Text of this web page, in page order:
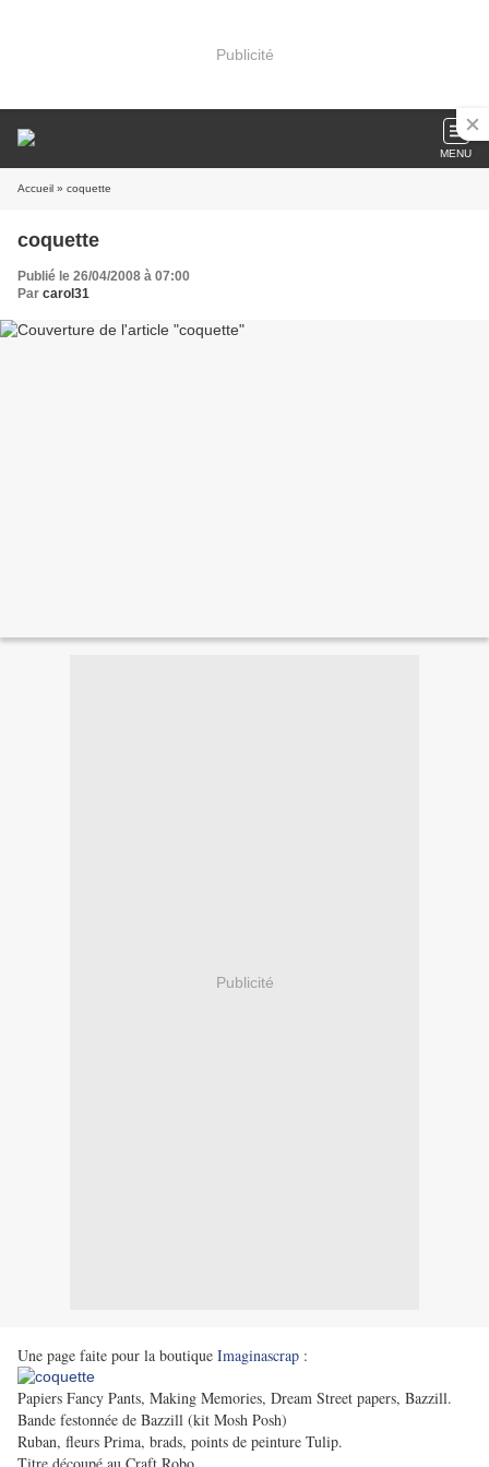
Publicité
MENU
Accueil » coquette
coquette
Publié le 26/04/2008 à 07:00
Par carol31
Publicité
Une page faite pour la boutique Imaginascrap :
Papiers Fancy Pants, Making Memories, Dream Street papers, Bazzill.
Bande festonnée de Bazzill (kit Mosh Posh)
Ruban, fleurs Prima, brads, points de peinture Tulip.